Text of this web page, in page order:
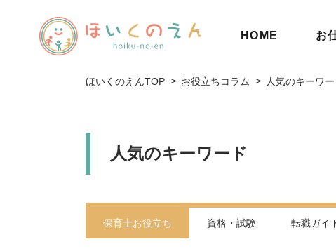
HOME お
ほいくのえんTOP お役立ちコラム 人気のキーワー
人気のキーワード
保育士お役立ち 資格・試験 転職ガイ